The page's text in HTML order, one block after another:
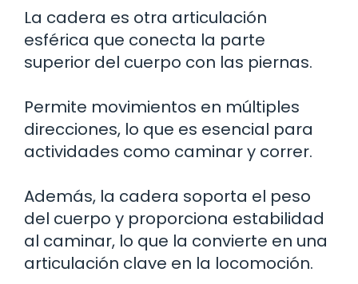
La cadera es otra articulación
esférica que conecta la parte
superior del cuerpo con las piernas.
Permite movimientos en múltiples
direcciones, lo que es esencial para
actividades como caminar y correr.
Además, la cadera soporta el peso
del cuerpo y proporciona estabilidad
al caminar, lo que la convierte en una
articulación clave en la locomoción.